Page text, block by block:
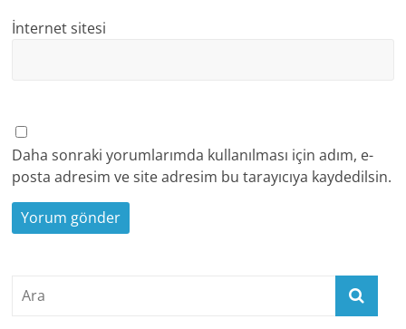
İnternet sitesi
Daha sonraki yorumlarımda kullanılması için adım, e-
posta adresim ve site adresim bu tarayıcıya kaydedilsin.